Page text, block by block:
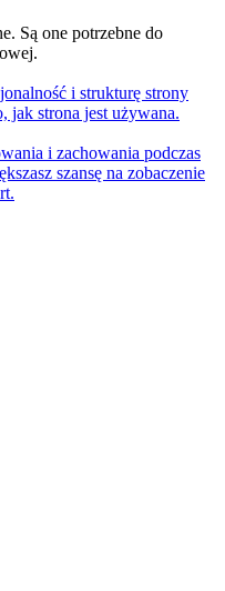
Są one potrzebne do
i strukturę strony
jak strona jest używana.
i zachowania podczas
szansę na zobaczenie